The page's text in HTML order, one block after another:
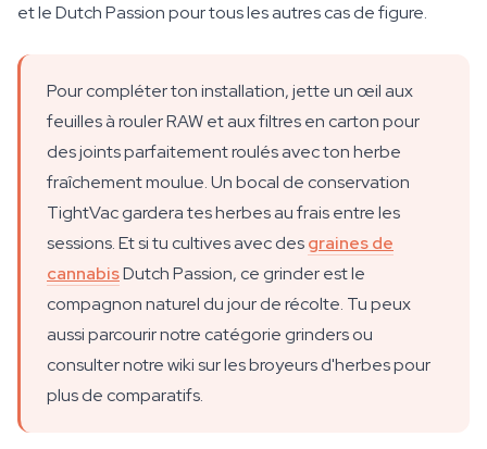
et le Dutch Passion pour tous les autres cas de figure.
Pour compléter ton installation, jette un œil aux
feuilles à rouler RAW et aux filtres en carton pour
des joints parfaitement roulés avec ton herbe
fraîchement moulue. Un bocal de conservation
TightVac gardera tes herbes au frais entre les
sessions. Et si tu cultives avec desgraines de
cannabisDutch Passion, ce grinder est le
compagnon naturel du jour de récolte. Tu peux
aussi parcourir notre catégorie grinders ou
consulter notre wiki sur les broyeurs d'herbes pour
plus de comparatifs.